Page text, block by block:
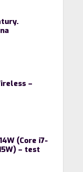
–
(Core i7-
– test